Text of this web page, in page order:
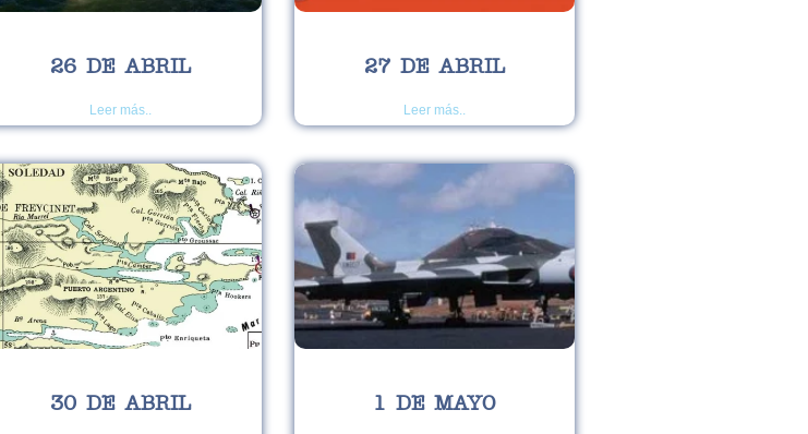
26 DE ABRIL
Leer más..
27 DE ABRIL
Leer más..
30 DE ABRIL 1 DE MAYO